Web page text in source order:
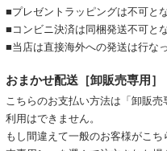
■プレゼントラッピングは不可とな
■コンビニ決済は同梱発送不可とな
■当店は直接海外への発送は行な
おまかせ配送［卸販売専用］
こちらのお支払い方法は「卸販
利用はできません。
もし間違えて一般のお客様がこ